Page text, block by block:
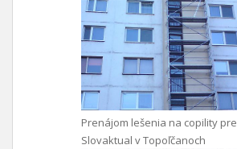
Prenájom lešenia na copility pre
Slovaktual v Topoľčanoch